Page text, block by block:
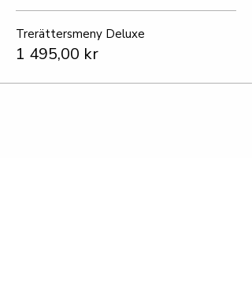
Trerättersmeny Deluxe
1 495,00 kr